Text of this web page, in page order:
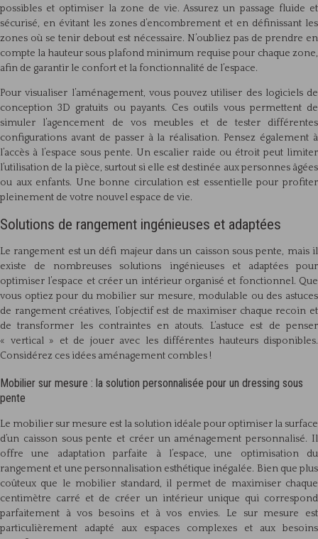
possibles et optimiser la zone de vie. Assurez un passage fluide et
sécurisé, en évitant les zones d’encombrement et en définissant les
zones où se tenir debout est nécessaire. N’oubliez pas de prendre en
compte la hauteur sous plafond minimum requise pour chaque zone,
afin de garantir le confort et la fonctionnalité de l’espace.
Pour visualiser l’aménagement, vous pouvez utiliser des logiciels de
conception 3D gratuits ou payants. Ces outils vous permettent de
simuler l’agencement de vos meubles et de tester différentes
configurations avant de passer à la réalisation. Pensez également à
l’accès à l’espace sous pente. Un escalier raide ou étroit peut limiter
l’utilisation de la pièce, surtout si elle est destinée aux personnes âgées
ou aux enfants. Une bonne circulation est essentielle pour profiter
pleinement de votre nouvel espace de vie.
Solutions de rangement ingénieuses et adaptées
Le rangement est un défi majeur dans un caisson sous pente, mais il
existe de nombreuses solutions ingénieuses et adaptées pour
optimiser l’espace et créer un intérieur organisé et fonctionnel. Que
vous optiez pour du mobilier sur mesure, modulable ou des astuces
de rangement créatives, l’objectif est de maximiser chaque recoin et
de transformer les contraintes en atouts. L’astuce est de penser
« vertical » et de jouer avec les différentes hauteurs disponibles.
Considérez ces idées aménagement combles !
Mobilier sur mesure : la solution personnalisée pour un dressing sous
pente
Le mobilier sur mesure est la solution idéale pour optimiser la surface
d’un caisson sous pente et créer un aménagement personnalisé. Il
offre une adaptation parfaite à l’espace, une optimisation du
rangement et une personnalisation esthétique inégalée. Bien que plus
coûteux que le mobilier standard, il permet de maximiser chaque
centimètre carré et de créer un intérieur unique qui correspond
parfaitement à vos besoins et à vos envies. Le sur mesure est
particulièrement adapté aux espaces complexes et aux besoins